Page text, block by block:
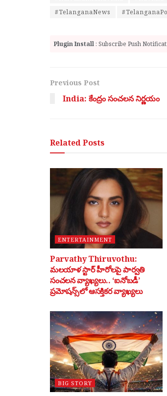
#TelanganaNews
Plugin Install : Subscribe Push
Previous Post
India: కేంద్రం సంచలన నిర్ణయం
RelatedPosts
ENTERTAINMENT
Parvathy Thiruvothu:
మలయాళ స్టార్ హీరోలపై పార్వతి
సంచలన వ్యాఖ్యలు.. ‘ఐనోబడీ’
ప్రమోషన్స్‌లో ఆసక్తికర వ్యాఖ్యలు
BIG STORY